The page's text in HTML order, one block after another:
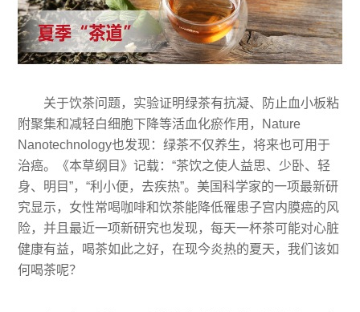
关于饮茶问题，实验证明绿茶有抗凝、防止血小板粘
附聚集和减轻白细胞下降等活血化瘀作用，Nature
Nanotechnology也发现：绿茶不仅养生，将来也可用于
治癌。《本草纲目》记载：“茶饮之使人益思、少卧、轻
身、明目”，“利小便，去疾热”。美国科学家的一项最新研
究显示，女性常喝咖啡和饮茶能降低罹患子宫内膜癌的风
险，并且最近一项新研究也发现，每天一杯茶可能对心脏
健康有益，喝茶如此之好，在现今炎热的夏天，我们该如
何喝茶呢？